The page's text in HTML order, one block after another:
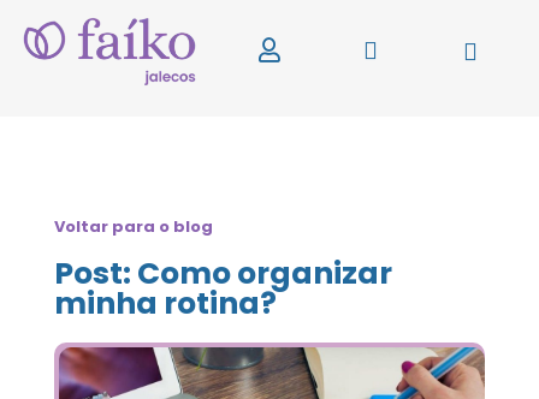
Voltar para o blog
Post: Como organizar
minha rotina?